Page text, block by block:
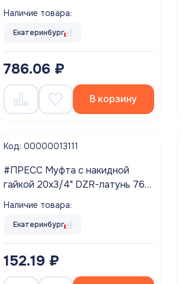
VTm.331.N.323226 VALTEC ###
Распродажа!!!
Наличие товара:
Екатеринбург
786.06 ₽
В корзину
Код: 00000013111
#ПРЕСС Муфта с накидной
гайкой 20х3/4" DZR-латунь 762
"Comap"
Наличие товара:
Екатеринбург
152.19 ₽